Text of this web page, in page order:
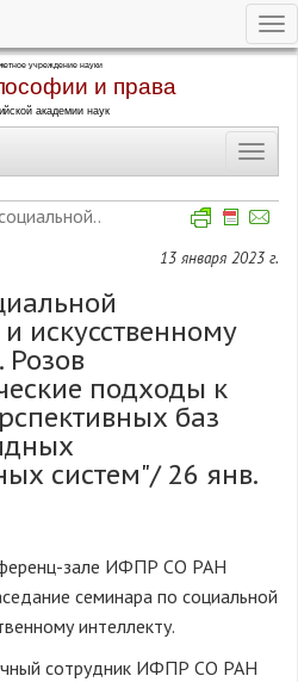
13 января 2023 г.
искусственному
Розов
подходы к
баз
систем"/ 26 янв.
зале ИФПР СО РАН
семинара по социальной
интеллекту.
сотрудник ИФПР СО РАН